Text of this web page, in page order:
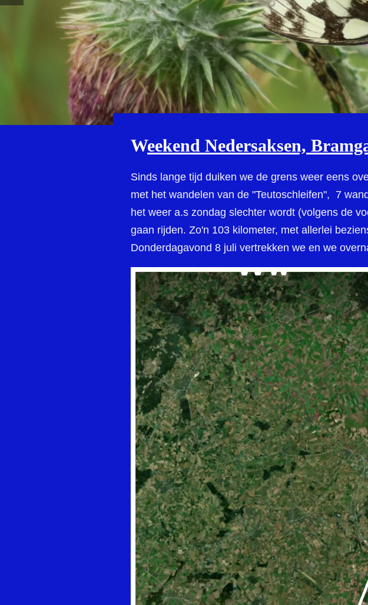
Weekend Nedersaksen,
Sinds lange tijd duiken we de grens weer eens
met het wandelen van de "Teutoschleifen", 7
het weer a.s zondag slechter wordt (volgens de
gaan rijden. Zo'n 103 kilometer, met allerlei
Donderdagavond 8 juli vertrekken we en we